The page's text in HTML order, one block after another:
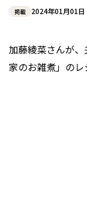
掲載 2024年01月01日
加藤綾菜さんが
家のお雑煮」のレ